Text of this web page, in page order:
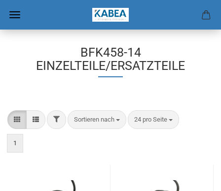
BFK458-14
EINZELTEILE/ERSATZTEILE
FILTERSortieren nach
Sortieren nach 24 pro Seite
pro Seite
1